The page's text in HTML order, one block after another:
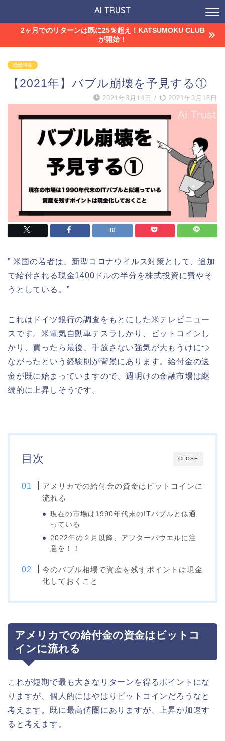
AI TRUST
2ヶ月でのリターンは既に25％超え！KATSUMOKU CLUB
が開始！
恐慌特集
【2021年】バブル崩壊を予見する①
2021年3月14日 / 2021年3月18日
” 米国の若者は、新型コロナウイルス対策として、追加
で給付される現金1400ドルの半分を株式投資に費やそ
うとしている。”
これはドイツ銀行の調査をもとにした米テレビニュー
スです。米電気自動車テスラしかり、ビットコインし
かり、買ったら最後、手放さない強気が大もうけにつ
ながったという経験則が背景にあります。給付金の送
金が既に始まっていますので、週明けの金融市場は継
続的に上昇しそうです。
CLOSE
目次
アメリカでの給付金の資金はビットコインに
流れる
現在の市場は1990年代末のITバブルと似通
っている
2022年の２月以降、アフターパウエルに注
意を！！
今のバブル相場で資産を残すポイントは現金
化しておくこと
アメリカでの給付金の資金はビットコ
インに流れる
これが短期で最も大きなリターンを得るポイントにな
りますが、個人的にはやはりビットコインだろうなと
考えます。既に最高値圏にありますが、上昇が加速す
ると考えます。